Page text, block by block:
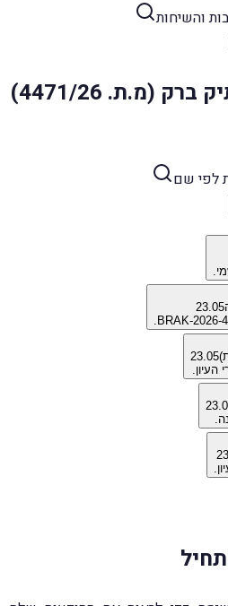
והשיחות
(מ.ת. 4471/26)
לפי שם
23.05
23.05